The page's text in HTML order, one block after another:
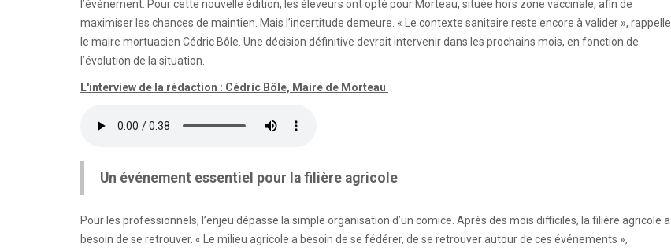
l’événement. Pour cette nouvelle édition, les éleveurs ont opté pour Morteau, située hors zone vaccinale, afin de
maximiser les chances de maintien. Mais l’incertitude demeure. « Le contexte sanitaire reste encore à valider », rappelle
le maire mortuacien Cédric Bôle. Une décision définitive devrait intervenir dans les prochains mois, en fonction de
l’évolution de la situation.
L'interview de la rédaction : Cédric Bôle, Maire de Morteau
Un événement essentiel pour la filière agricole
Pour les professionnels, l’enjeu dépasse la simple organisation d’un comice. Après des mois difficiles, la filière agricole a
besoin de se retrouver. « Le milieu agricole a besoin de se fédérer, de se retrouver autour de ces événements »,